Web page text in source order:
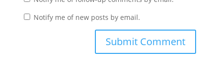
Notify me of new posts by email.